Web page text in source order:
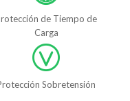
de Tiempo de
Carga
Sobretensión